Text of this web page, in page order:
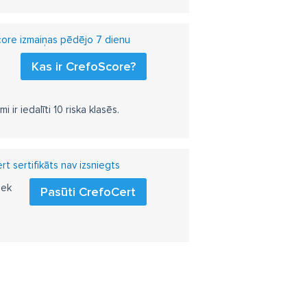
izmaiņas pēdējo 7 dienu
Kas ir CrefoScore?
ir iedalīti 10 riska klasēs.
sertifikāts nav izsniegts
Pasūti CrefoCert